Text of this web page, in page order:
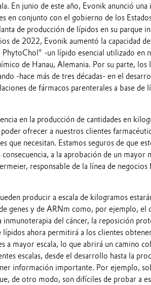
En junio de este año, Evonik anunció
en conjunto con el gobierno de los
de producción de lípidos en su parque
de 2022, Evonik aumentó la capacidad
-un lípido esencial utilizado en
de Hanau, Alemania. Por su parte,
-hace más de tres décadas- en el
de fármacos parenterales a base de
en la producción de cantidades en
ofrecer a nuestros clientes
que necesitan. Estamos seguros de que
a la aprobación de un mayor
responsable de la línea de negocios
producir a escala de kilogramos
genes y de ARNm como, por ejemplo, el
inmunoterapia del cáncer, la reposición
lípidos ahora permitirá a los clientes
a mayor escala, lo que abrirá un camino
escalas, desde el desarrollo hasta la
información importante. Por ejemplo,
de otro modo, son difíciles de probar a